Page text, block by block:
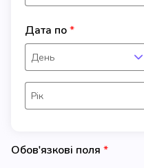
Дата по
День
Рік
Обов'язкові поля